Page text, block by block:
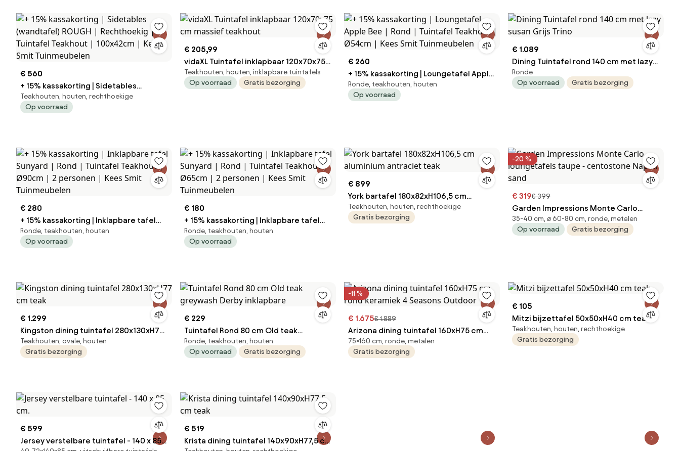
€ 560
+ 15% kassakorting | Sidetables
(wandtafel) ROUGH | Rechthoekig |
Tuintafel Teakhout | 100x42cm | Kees
Teakhouten, houten, rechthoekige
Op voorraad
€ 205,99
vidaXL Tuintafel inklapbaar 120x70x75
cm massief teakhout
Teakhouten, houten, inklapbare tuintafels
Op voorraad
Gratis bezorging
€ 260
+ 15% kassakorting | Loungetafel Apple
Bee | Rond | Tuintafel Teakhout | Ø54cm
| Kees Smit Tuinmeubelen
Ronde, teakhouten, houten
Op voorraad
€ 1.089
Dining Tuintafel rond 140 cm met lazy
susan Grijs Trino
Ronde
Op voorraad
Gratis bezorging
€ 280
+ 15% kassakorting | Inklapbare tafel
Sunyard | Rond | Tuintafel Teakhout |
Ø90cm | 2 personen | Kees Smit
Ronde, teakhouten, houten
Op voorraad
€ 180
+ 15% kassakorting | Inklapbare tafel
Sunyard | Rond | Tuintafel Teakhout |
Ø65cm | 2 personen | Kees Smit
Ronde, teakhouten, houten
Op voorraad
€ 899
York bartafel 180x82xH106,5 cm
aluminium antraciet teak
Teakhouten, houten, rechthoekige
Gratis bezorging
-20 %
€ 319€ 399
Garden Impressions Monte Carlo
loungetafels taupe - centostone
Napoli sand
35-40 cm, ⌀ 60-80 cm, ronde, metalen
Op voorraad
Gratis bezorging
€ 1.299
Kingston dining tuintafel 280x130xH77
cm teak
Teakhouten, ovale, houten
Gratis bezorging
€ 229
Tuintafel Rond 80 cm Old teak
greywash Derby inklapbare
Ronde, teakhouten, houten
Op voorraad
Gratis bezorging
-11 %
€ 1.675€ 1.889
Arizona dining tuintafel 160xH75 cm
rond keramiek 4 Seasons Outdoor
75×160 cm, ronde, metalen
Gratis bezorging
€ 105
Mitzi bijzettafel 50x50xH40 cm teak
Teakhouten, houten, rechthoekige
Gratis bezorging
€ 599
Jersey verstelbare tuintafel - 140 x 85
€ 519
Krista dining tuintafel 140x90xH77,5 cm